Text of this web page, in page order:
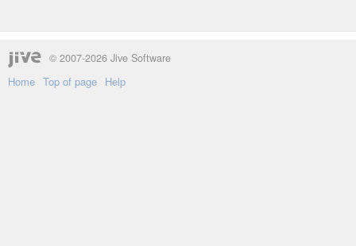
© 2007-2026 Jive Software
Home Top of page Help